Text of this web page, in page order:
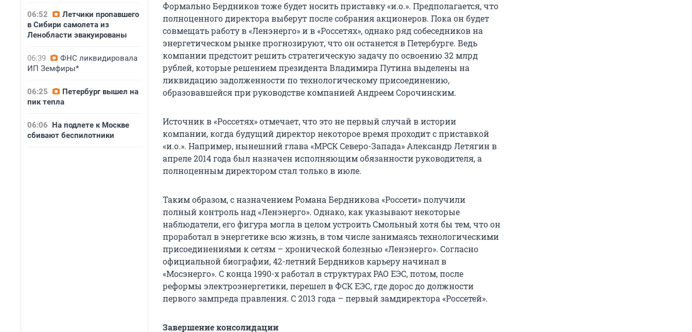
06:52
Летчики пропавшего
в Сибири самолета из
Ленобласти эвакуированы
06:39
ФНС ликвидировала
ИП Земфиры*
06:25
Петербург вышел на
пик тепла
06:06 На подлете к Москве
сбивают беспилотники
Формально Бердников тоже будет носить приставку «и.о.». Предполагается, что
полноценного директора выберут после собрания акционеров. Пока он будет
совмещать работу в «Ленэнерго» и в «Россетях», однако ряд собеседников на
энергетическом рынке прогнозируют, что он останется в Петербурге. Ведь
компании предстоит решить стратегическую задачу по освоению 32 млрд
рублей, которые решением президента Владимира Путина выделены на
ликвидацию задолженности по технологическому присоединению,
образовавшейся при руководстве компанией Андреем Сорочинским.
Источник в «Россетях» отмечает, что это не первый случай в истории
компании, когда будущий директор некоторое время проходит с приставкой
«и.о.». Например, нынешний глава «МРСК Северо-Запада» Александр Летягин в
апреле 2014 года был назначен исполняющим обязанности руководителя, а
полноценным директором стал только в июле.
Таким образом, с назначением Романа Бердникова «Россети» получили
полный контроль над «Ленэнерго». Однако, как указывают некоторые
наблюдатели, его фигура могла в целом устроить Смольный хотя бы тем, что он
проработал в энергетике всю жизнь, в том числе занимаясь технологическими
присоединениями к сетям – хронической болезнью «Ленэнерго». Согласно
официальной биографии, 42-летний Бердников карьеру начинал в
«Мосэнерго». С конца 1990-х работал в структурах РАО ЕЭС, потом, после
реформы электроэнергетики, перешел в ФСК ЕЭС, где дорос до должности
первого зампреда правления. С 2013 года – первый замдиректора «Россетей».
Завершение консолидации